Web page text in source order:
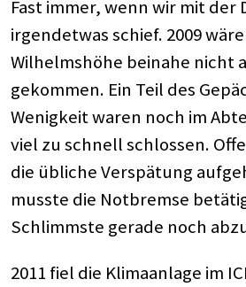
Fast immer, wenn wir mit der
irgendetwas schief. 2009
Wilhelmshöhe beinahe nicht
gekommen. Ein Teil des
Wenigkeit waren noch im
viel zu schnell schlossen.
die übliche Verspätung
musste die Notbremse
Schlimmste gerade noch
2011 fiel die Klimaanlage im